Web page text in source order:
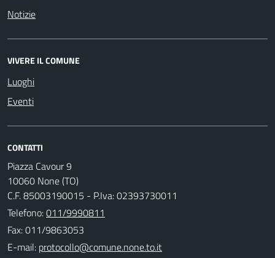
Notizie
VIVERE IL COMUNE
Luoghi
Eventi
CONTATTI
Piazza Cavour 9
10060 None (TO)
C.F. 85003190015 - P.Iva: 02393730011
Telefono:011/9990811
Fax: 011/9863053
E-mail: